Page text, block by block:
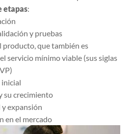
etapas:
y pruebas
producto, que también es
servicio mínimo viable (sus siglas
su crecimiento
y expansión
en el mercado